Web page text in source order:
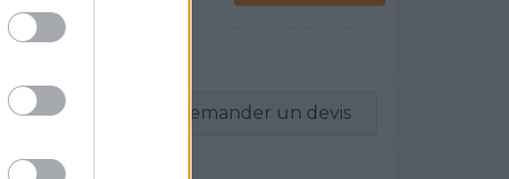
vous Demander un devis